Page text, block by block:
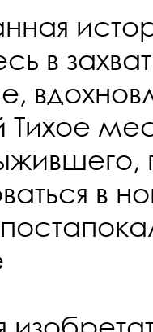
в
в